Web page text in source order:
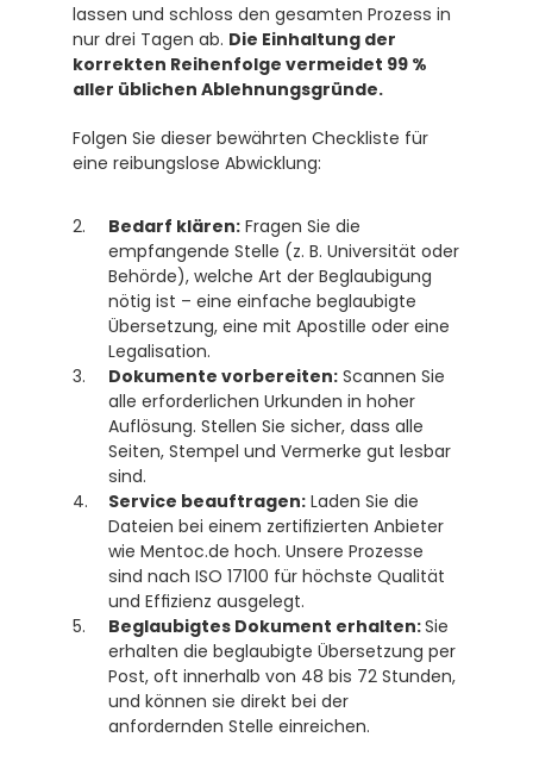
lassen und schloss den gesamten Prozess in
nur drei Tagen ab. Die Einhaltung der
korrekten Reihenfolge vermeidet 99 %
aller üblichen Ablehnungsgründe.
Folgen Sie dieser bewährten Checkliste für
eine reibungslose Abwicklung:
Bedarf klären: Fragen Sie die
empfangende Stelle (z. B. Universität oder
Behörde), welche Art der Beglaubigung
nötig ist – eine einfache beglaubigte
Übersetzung, eine mit Apostille oder eine
Legalisation.
Dokumente vorbereiten: Scannen Sie
alle erforderlichen Urkunden in hoher
Auflösung. Stellen Sie sicher, dass alle
Seiten, Stempel und Vermerke gut lesbar
sind.
Service beauftragen: Laden Sie die
Dateien bei einem zertifizierten Anbieter
wie Mentoc.de hoch. Unsere Prozesse
sind nach ISO 17100 für höchste Qualität
und Effizienz ausgelegt.
Beglaubigtes Dokument erhalten: Sie
erhalten die beglaubigte Übersetzung per
Post, oft innerhalb von 48 bis 72 Stunden,
und können sie direkt bei der
anfordernden Stelle einreichen.